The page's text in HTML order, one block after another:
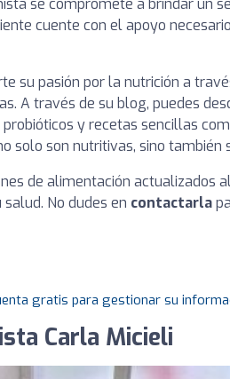
se compromete a brindar un
cuente con el apoyo
su pasión por la nutrición a
A través de su blog, puedes
y recetas sencillas
solo son nutritivas, sino también
de alimentación actualizados
No dudes en contactarla
gratis para gestionar su
Carla Micieli